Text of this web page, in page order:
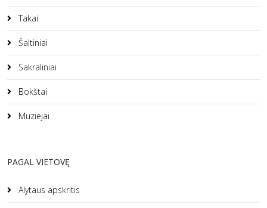
Takai
Šaltiniai
Sakraliniai
Bokštai
Muziejai
PAGAL VIETOVĘ
Alytaus apskritis